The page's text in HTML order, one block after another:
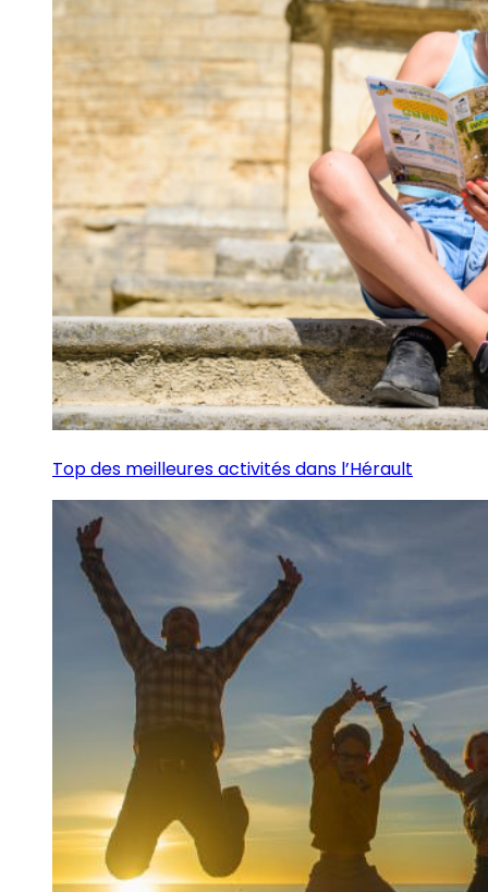
Top des meilleures activités dans l’Hérault